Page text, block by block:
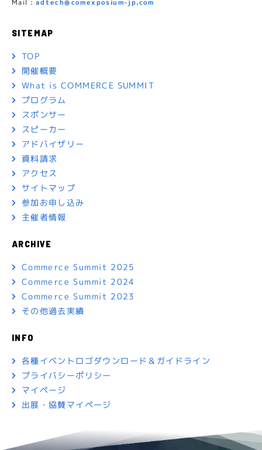
Mail : adtech@comexposium-jp.com
SITEMAP
TOP
開催概要
What is COMMERCE SUMMIT
プログラム
スポンサー
スピーカー
アドバイザリー
資料請求
アクセス
サイトマップ
参加お申し込み
主催者情報
ARCHIVE
Commerce Summit 2025
Commerce Summit 2024
Commerce Summit 2023
その他過去実績
INFO
各種イベントロゴダウンロード＆ガイドライン
プライバシーポリシー
マイページ
出展・協賛マイページ